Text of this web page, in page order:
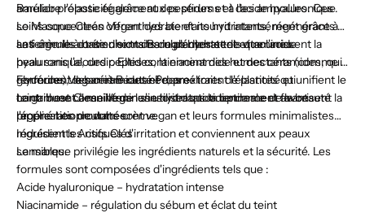
améliore l'élasticité grâce aux peptides et à l'acide hyaluronique.
Le Masque Clean Vegan hydrate et nourrit intensément grâce à
sa formule à base d'extraits de plantes et de vitamines.
Barulab propose également des sérums et des ampoules. Ces
soins concentrés offrent des bienfaits hydratants, régénérants et
anti-âge. Ils contiennent des ingrédients tels que l'acide
hyaluronique, des peptides, la niacinamide et des céramides, qui
renforcent la barrière cutanée, améliorent l'élasticité et unifient le
teint. Il est conseillé de les utiliser quotidiennement avant
l'application de votre crème.
Les crèmes et émulsions Barulab hydratent et nourrissent la
peau sans l'alourdir. Elles contiennent des humectants (comme la
glycérine), des céramides et des extraits de plantes qui
contribuent à maintenir une hydratation optimale et favorisent la
régénération cutanée.
Formules Vegan et Beauté Propre
La gamme Clean Vegan s'inscrit dans la tendance de la beauté
propre. Les produits sont vegan et leurs formules minimalistes
réduisent les risques d'irritation et conviennent aux peaux
sensibles.
Ingrédients Actifs Clés
La marque privilégie les ingrédients naturels et la sécurité. Les
formules sont composées d'ingrédients tels que :
Acide hyaluronique – hydratation intense
Niacinamide – régulation du sébum et éclat du teint